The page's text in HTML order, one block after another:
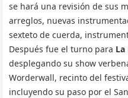
se hará una revisión de sus
arreglos, nuevas
sexteto de cuerda,
Después fue el turno para La
desplegando su show
Worderwall, recinto del
incluyendo su paso por el